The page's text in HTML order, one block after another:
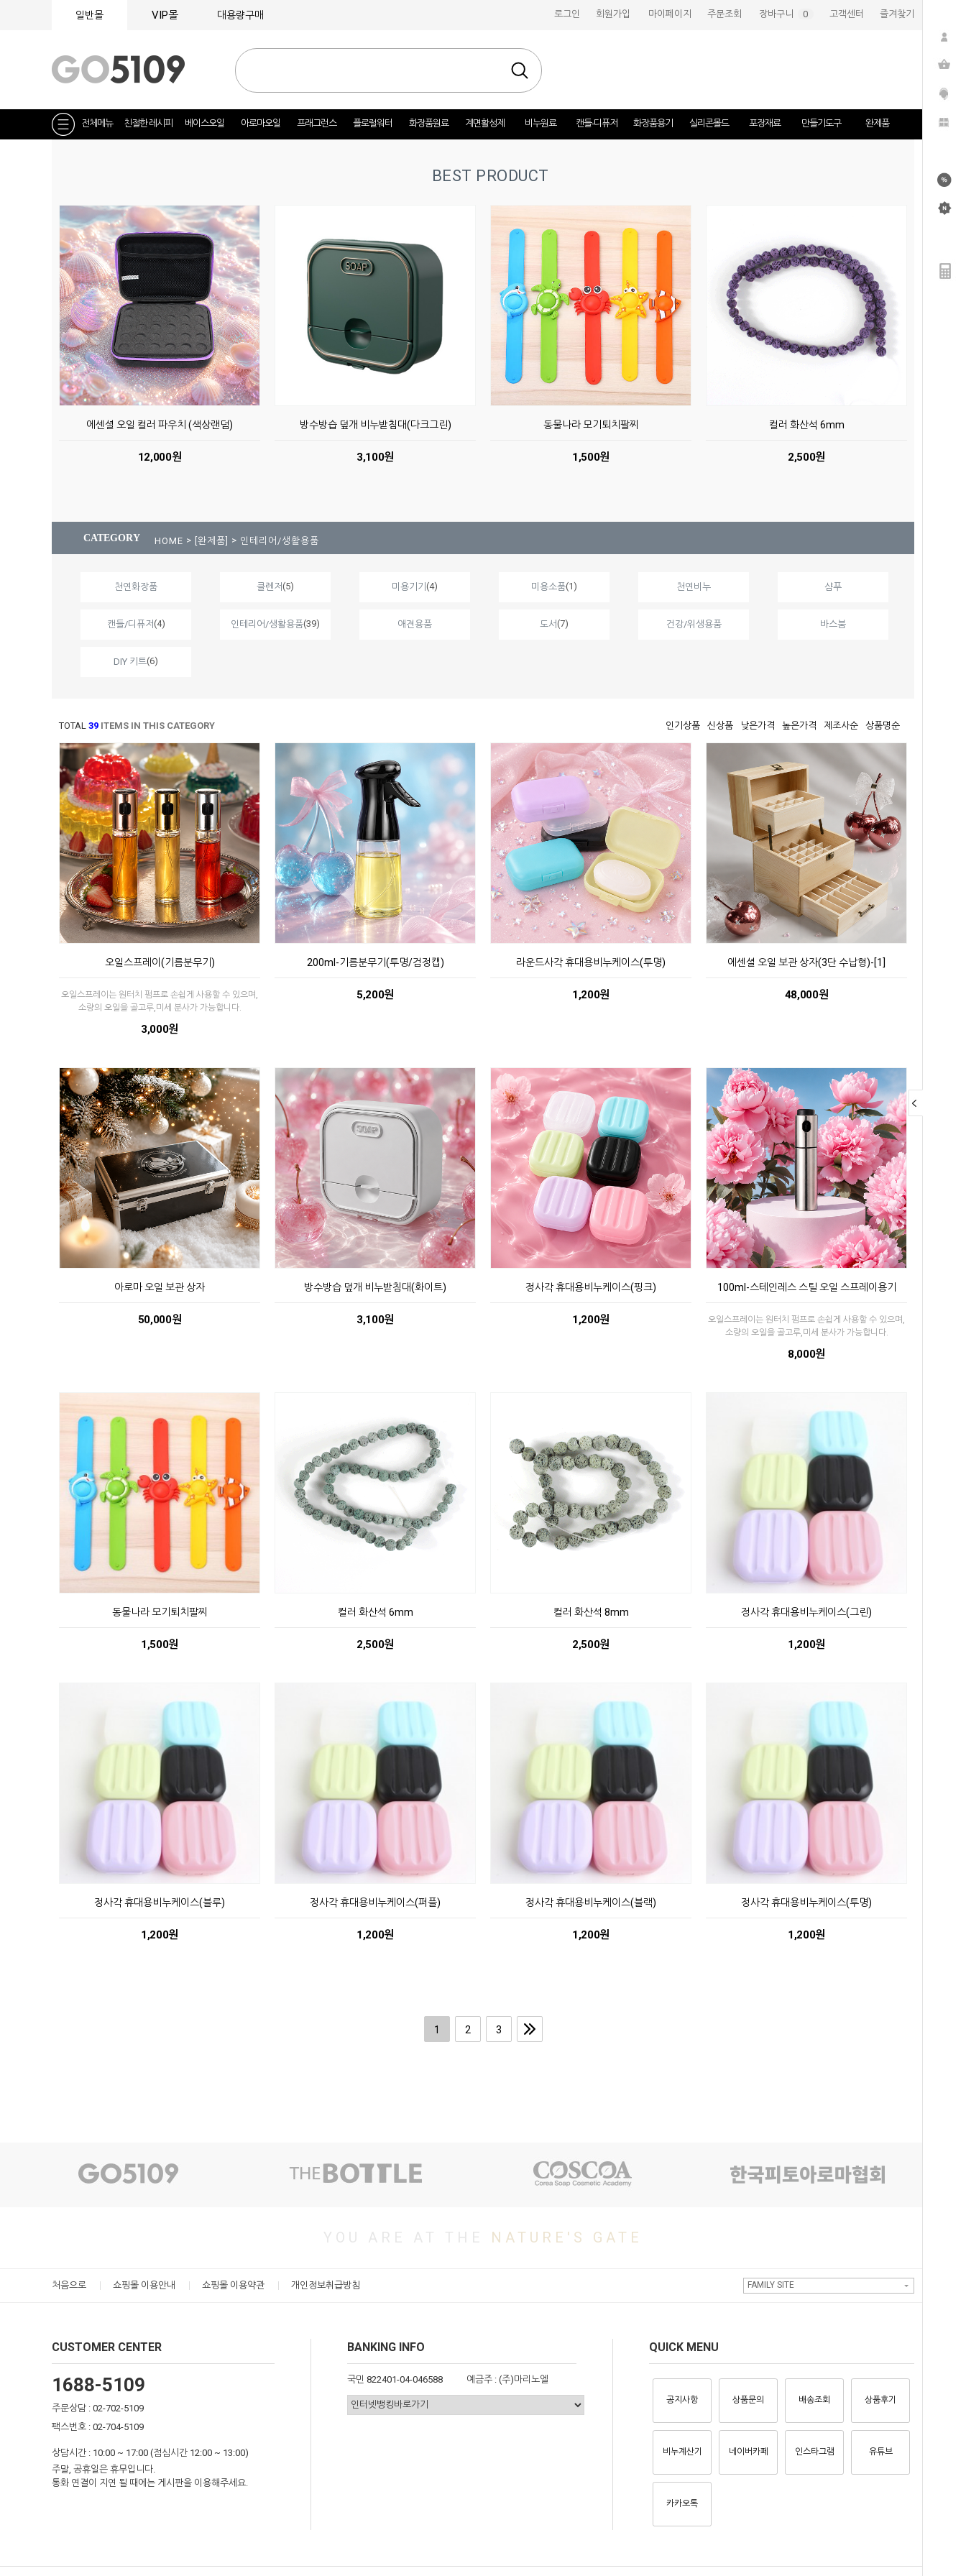
일반몰 VIP몰 대용량구매 로그인 회원가입 마이페이지 주문조회 장바구니 0 고객센터 즐겨찾기
전체메뉴 친절한 레시피 베이스오일 아로마오일 프래그런스 플로럴워터 화장품원료 계면활성제 비누원료 캔들-디퓨저 화장품용기 실리콘몰드 포장재료 만들기도구 완제품
BEST PRODUCT
에센셜 오일 컬러 파우치 (색상랜덤)
12,000원
방수방습 덮개 비누받침대(다크그린)
3,100원
동물나라 모기퇴치팔찌
1,500원
컬러 화산석 6mm
2,500원
CATEGORY HOME > [완제품] > 인테리어/생활용품
천연화장품 클렌저(5) 미용기기 (4) 미용소품(1) 천연비누 샴푸
캔들/디퓨저(4) 인테리어/생활용품(39) 애견용품 도서(7) 건강/위생용품 바스붐
DIY 키트(6)
TOTAL 39 ITEMS IN THIS CATEGORY 인기상품 신상품 낮은가격 높은가격 제조사순 상품명순
오일스프레이(기름분무기)
오일스프레이는 원터치 펌프로 손쉽게 사용할 수 있으며,
소량의 오일을 골고루,미세 분사가 가능합니다.
3,000원
200ml-기름분무기(투명/검정캡)
5,200원
라운드사각 휴대용비누케이스(투명)
1,200원
에센셜 오일 보관 상자(3단 수납형)-[1]
48,000원
아로마 오일 보관 상자
50,000원
방수방습 덮개 비누받침대(화이트)
3,100원
정사각 휴대용비누케이스(핑크)
1,200원
100ml-스테인레스 스틸 오일 스프레이용기
오일스프레이는 원터치 펌프로 손쉽게 사용할 수 있으며,
소량의 오일을 골고루,미세 분사가 가능합니다.
8,000원
동물나라 모기퇴치팔찌
1,500원
컬러 화산석 6mm
2,500원
컬러 화산석 8mm
2,500원
정사각 휴대용비누케이스(그린)
1,200원
정사각 휴대용비누케이스(블루)
1,200원
정사각 휴대용비누케이스(퍼플)
1,200원
정사각 휴대용비누케이스(블랙)
1,200원
정사각 휴대용비누케이스(투명)
1,200원
1 2 3
YOU ARE AT THE NATURE'S GATE
처음으로 쇼핑몰 이용안내 쇼핑몰 이용약관 개인정보취급방침 FAMILY SITE
CUSTOMER CENTER
1688-5109
주문상담 : 02-702-5109
팩스번호 : 02-704-5109
상담시간 : 10:00 ~ 17:00 (점심시간 12:00 ~ 13:00)
주말, 공휴일은 휴무입니다.
통화 연결이 지연 될 때에는 게시판을 이용해주세요.
BANKING INFO
국민 822401-04-046588 예금주 : (주)마리노엘
QUICK MENU
공지사항 상품문의 배송조회 상품후기
비누계산기 네이버카페 인스타그램 유튜브
카카오톡